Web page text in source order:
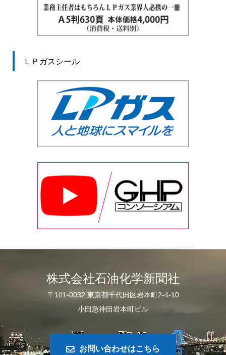
ＬＰガスシール
株式会社石油化学新聞社
〒101-0032 東京都千代田区岩本町2-4-10
小田急神田岩本町ビル
お問い合わせはこちら